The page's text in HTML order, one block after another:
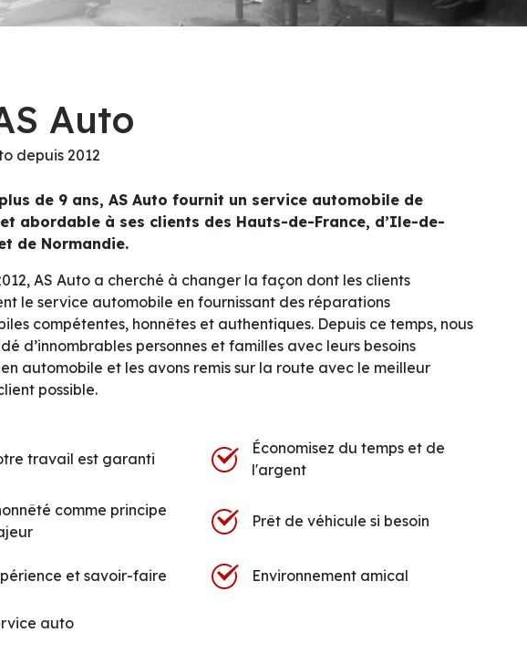
Auto
depuis 2012
de 9 ans, AS Auto fournit un service automobile de
abordable à ses clients des Hauts-de-France, d’Ile-de-
de Normandie.
AS Auto a cherché à changer la façon dont les clients
le service automobile en fournissant des réparations
compétentes, honnêtes et authentiques. Depuis ce temps, nous
d’innombrables personnes et familles avec leurs besoins
automobile et les avons remis sur la route avec le meilleur
possible.
travail est garanti
Économisez du temps et de
l'argent
comme principe
Prêt de véhicule si besoin
et savoir-faire Environnement amical
auto